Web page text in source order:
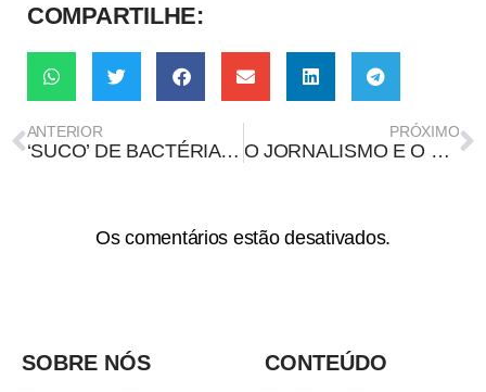
COMPARTILHE:
ANTERIOR
‘SUCO’ DE BACTÉRIA DADO A FRANGO AJUDA A IMPEDIR E TRATAR INFECÇÃO POR SALMONELLA
PRÓXIMO
O JORNALISMO E O TEMPO DE RETOMADA NAS NARRATIVAS SOBRE A AMAZÔNIA
Os comentários estão desativados.
SOBRE NÓS CONTEÚDO